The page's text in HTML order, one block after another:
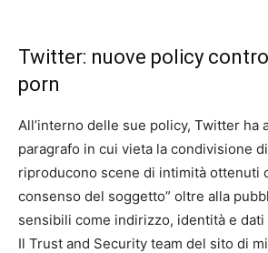
Twitter: nuove policy
porn
All’interno delle sue policy, Twitter ha
paragrafo in cui vieta la condivisione
riproducono scene di intimità ottenuti
consenso del soggetto” oltre alla
sensibili come indirizzo, identità e
Il Trust and Security team del sito di